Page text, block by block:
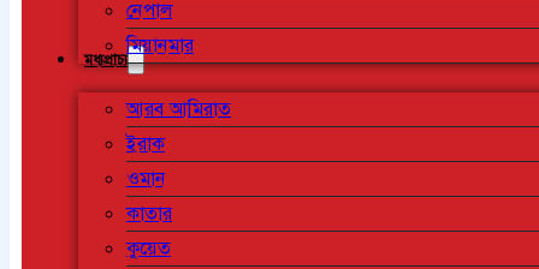
নেপাল
মিয়ানমার
মধ্যপ্রাচ্য
আরব আমিরাত
ইরাক
ওমান
কাতার
কুয়েত